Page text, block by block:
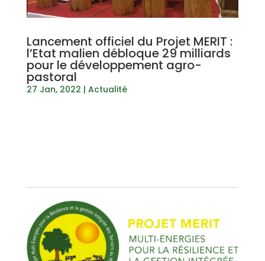
Lancement officiel du Projet MERIT :
l’Etat malien débloque 29 milliards
pour le développement agro-
pastoral
27 Jan, 2022 | Actualité